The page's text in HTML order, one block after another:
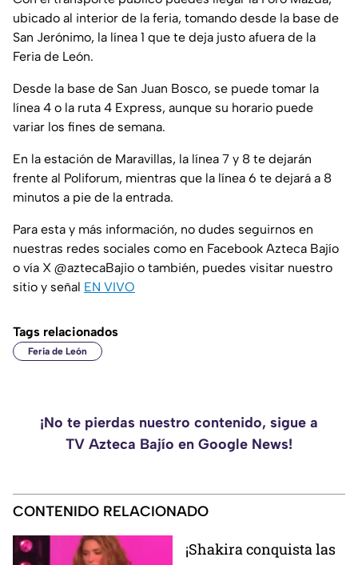
ubicado al interior de la feria, tomando desde la base de
San Jerónimo, la línea 1 que te deja justo afuera de la
Feria de León.
Desde la base de San Juan Bosco, se puede tomar la
línea 4 o la ruta 4 Express, aunque su horario puede
variar los fines de semana.
En la estación de Maravillas, la línea 7 y 8 te dejarán
frente al Poliforum, mientras que la línea 6 te dejará a 8
minutos a pie de la entrada.
Para esta y más información, no dudes seguirnos en
nuestras redes sociales como en Facebook Azteca Bajío
o vía X @aztecaBajio o también, puedes visitar nuestro
sitio y señal EN VIVO
Tags relacionados
Feria de León
¡No te pierdas nuestro contenido, sigue a
TV Azteca Bajío en Google News!
CONTENIDO RELACIONADO
¡Shakira conquista las